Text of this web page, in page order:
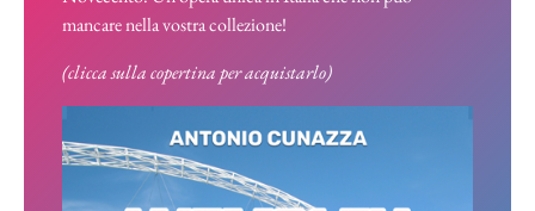
mancare nella vostra collezione!
(clicca sulla copertina per acquistarlo)